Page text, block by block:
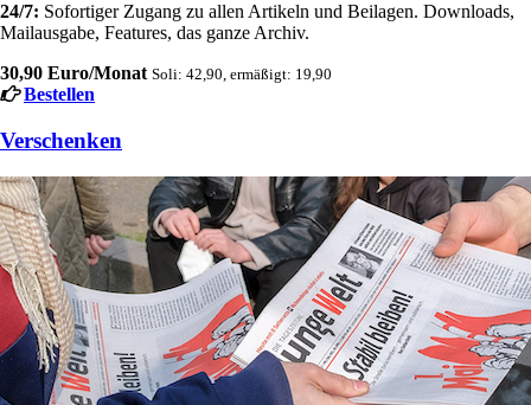
24/7: Sofortiger Zugang zu allen Artikeln und Beilagen. Downloads,
Mailausgabe, Features, das ganze Archiv.
30,90 Euro/Monat Soli: 42,90, ermäßigt: 19,90
Bestellen
Verschenken